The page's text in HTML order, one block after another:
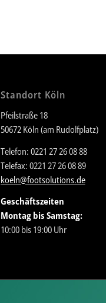
Standort Köln
Pfeilstraße 18
50672 Köln (am Rudolfplatz)
Telefon: 0221 27 26 08 88
Telefax: 0221 27 26 08 89
koeln@footsolutions.de
Geschäftszeiten
Montag bis Samstag:
10:00 bis 19:00 Uhr